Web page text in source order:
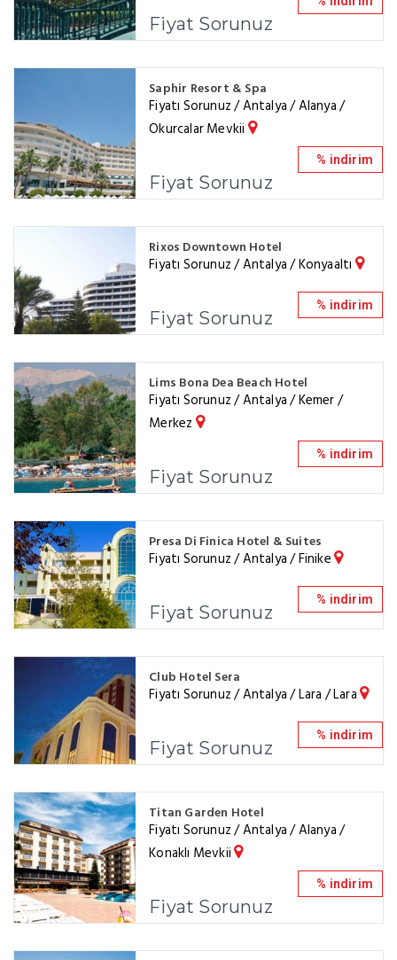
Fiyat Sorunuz
Saphir Resort & Spa
Fiyatı Sorunuz / Antalya / Alanya /
Okurcalar Mevkii
Fiyat Sorunuz
% indirim
Rixos Downtown Hotel
Fiyatı Sorunuz / Antalya / Konyaaltı
Fiyat Sorunuz
% indirim
Lims Bona Dea Beach Hotel
Fiyatı Sorunuz / Antalya / Kemer /
Merkez
Fiyat Sorunuz
% indirim
Presa Di Finica Hotel & Suites
Fiyatı Sorunuz / Antalya / Finike
Fiyat Sorunuz
% indirim
Club Hotel Sera
Fiyatı Sorunuz / Antalya / Lara / Lara
Fiyat Sorunuz
% indirim
Titan Garden Hotel
Fiyatı Sorunuz / Antalya / Alanya /
Konaklı Mevkii
Fiyat Sorunuz
% indirim